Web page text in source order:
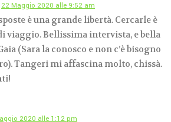
22 Maggio 2020 alle 9:52 am
è una grande libertà. Cercarle è
viaggio. Bellissima intervista, e bella
(Sara la conosco e non c’è bisogno
Tangeri mi affascina molto, chissà.
2020 alle 1:12 pm